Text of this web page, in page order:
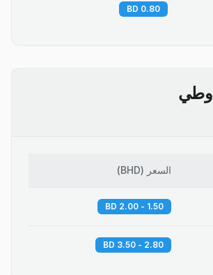
0.80 BD
السعر (
BHD
)
1.50 - 2.00 BD
2.80 - 3.50 BD